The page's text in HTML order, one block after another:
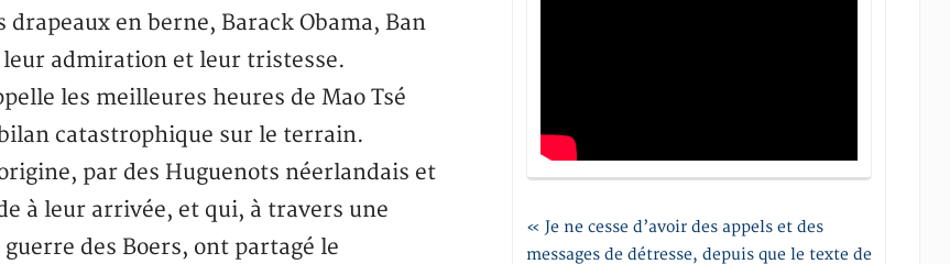
drapeaux en berne, Barack Obama, Ban
admiration et leur tristesse.
les meilleures heures de Mao Tsé
catastrophique sur le terrain.
par des Huguenots néerlandais et
à leur arrivée, et qui, à travers une
des Boers, ont partagé le
« Je ne cesse d’avoir des appels et des
messages de détresse, depuis que le texte de